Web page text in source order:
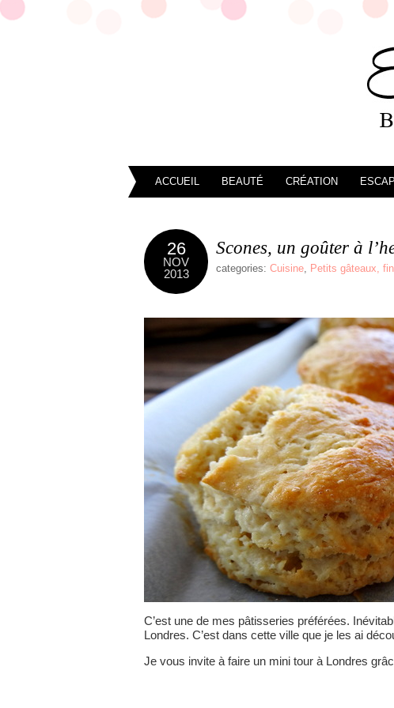
ACCUEIL BEAUTÉ CRÉATION
26
NOV
2013
Scones, un goûter à
categories: Cuisine, Petits gâteaux,
C’est une de mes pâtisseries préférées.
Londres. C’est dans cette ville que je les ai
Je vous invite à faire un mini tour à Londres